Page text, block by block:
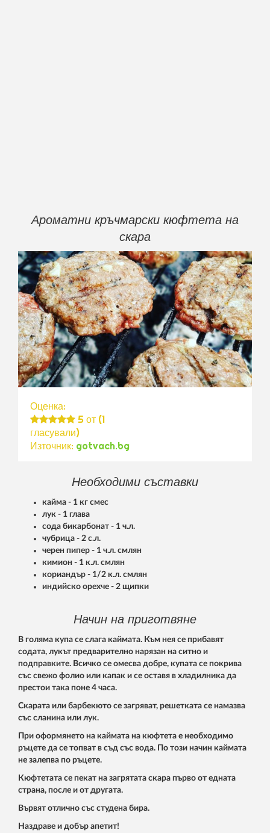
Ароматни кръчмарски кюфтета на
скара
Оценка:
5 от (1
гласували)
Източник: gotvach.bg
Необходими съставки
кайма - 1 кг смес
лук - 1 глава
сода бикарбонат - 1 ч.л.
чубрица - 2 с.л.
черен пипер - 1 ч.л. смлян
кимион - 1 к.л. смлян
кориандър - 1/2 к.л. смлян
индийско орехче - 2 щипки
Начин на приготвяне
В голяма купа се слага каймата. Към нея се прибавят
содата, лукът предварително нарязан на ситно и
подправките. Всичко се омесва добре, купата се покрива
със свежо фолио или капак и се оставя в хладилника да
престои така поне 4 часа.
Скарата или барбекюто се загряват, решетката се намазва
със сланина или лук.
При оформянето на каймата на кюфтета е необходимо
ръцете да се топват в съд със вода. По този начин каймата
не залепва по ръцете.
Кюфтетата се пекат на загрятата скара първо от едната
страна, после и от другата.
Вървят отлично със студена бира.
Наздраве и добър апетит!